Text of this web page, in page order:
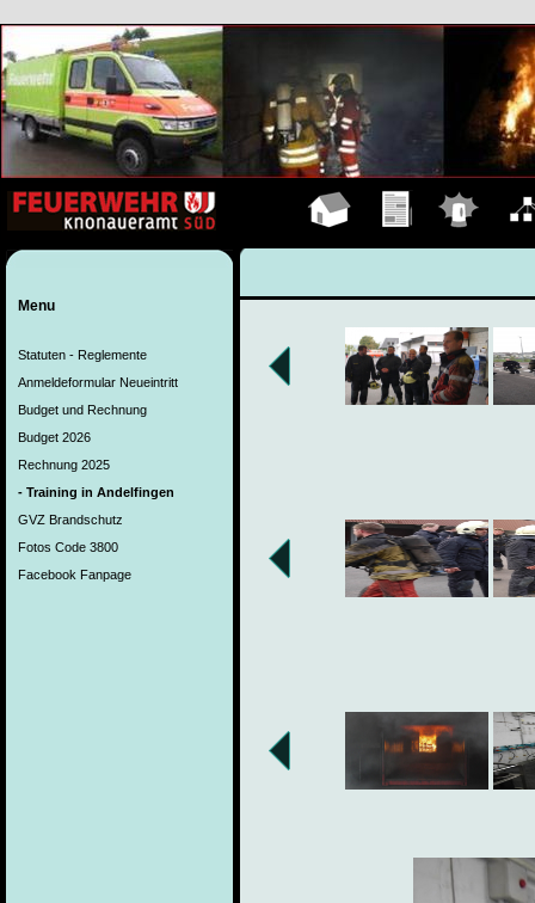
Menu
Statuten - Reglemente
Anmeldeformular Neueintritt
Budget und Rechnung
Budget 2026
Rechnung 2025
- Training in Andelfingen
GVZ Brandschutz
Fotos Code 3800
Facebook Fanpage